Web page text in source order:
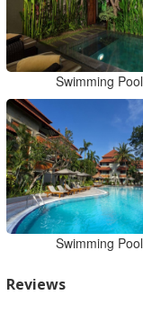
Swimming Pool
Swimming Pool
Reviews